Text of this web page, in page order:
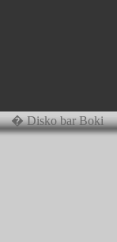
� Disko bar Boki